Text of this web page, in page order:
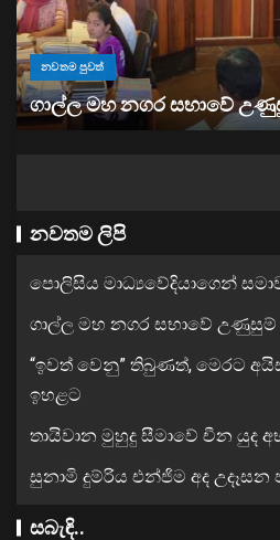
නවතම පුවත්
“ඉවත් වෙනු” තිබුණත්, මෙරට
ඉහළට
නවතම ලිපි
පොලිසිය මාධ්‍යවේදියාගෙන්
ගාල්ල මහ නගර සභාවේ
“ඉවත් වෙනු” තිබුණත්, මෙරට
ඉහළට
තායිවාන මුහුදු සීමාවේ චීන යුද
සුනාමි දුම්රිය එන්ජිම අද උදෑසන
සබැඳි..